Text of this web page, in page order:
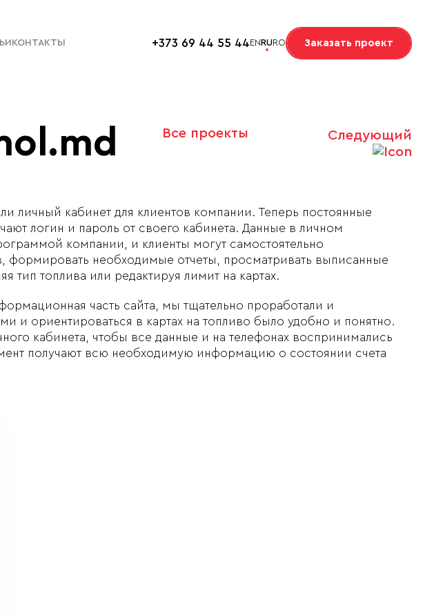
КОНТАКТЫ +373 69 44 55 44ENRURO Заказать проект
Все проекты Следующий
личный кабинет для клиентов компании. Теперь постоянные
логин и пароль от своего кабинета. Данные в личном
компании, и клиенты могут самостоятельно
формировать необходимые отчеты, просматривать выписанные
тип топлива или редактируя лимит на картах.
часть сайта, мы тщательно проработали и
и ориентироваться в картах на топливо было удобно и понятно.
кабинета, чтобы все данные и на телефонах воспринимались
получают всю необходимую информацию о состоянии счета